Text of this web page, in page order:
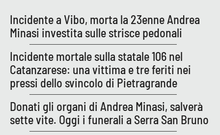
Leggendo Alvaro insieme
Imprese Di Calabria
Le perfidie di Antonella Grippo
Venti di comunicazione
STREAMING
Incidente a Vibo, morta la 23enne Andrea
Minasi investita sulle strisce pedonali
Incidente mortale sulla statale 106 nel
Catanzarese: una vittima e tre feriti nei
pressi dello svincolo di Pietragrande
Donati gli organi di Andrea Minasi, salverà
sette vite. Oggi i funerali a Serra San Bruno